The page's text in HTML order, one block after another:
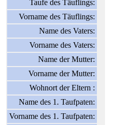
Taufe des Täuflings:
Vorname des Täuflings:
Name des Vaters:
Vorname des Vaters:
Name der Mutter:
Vorname der Mutter:
Wohnort der Eltern :
Name des 1. Taufpaten:
Vorname des 1. Taufpaten: